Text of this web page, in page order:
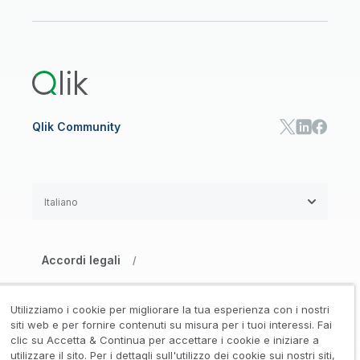
Qlik Community
Accordi legali /
Marchi registrati / Affidabilità /
Condizioni d’uso /
Italiano
Utilizziamo i cookie per migliorare la tua esperienza con i nostri
siti web e per fornire contenuti su misura per i tuoi interessi. Fai
clic su Accetta & Continua per accettare i cookie e iniziare a
utilizzare il sito. Per i dettagli sull'utilizzo dei cookie sui nostri siti,